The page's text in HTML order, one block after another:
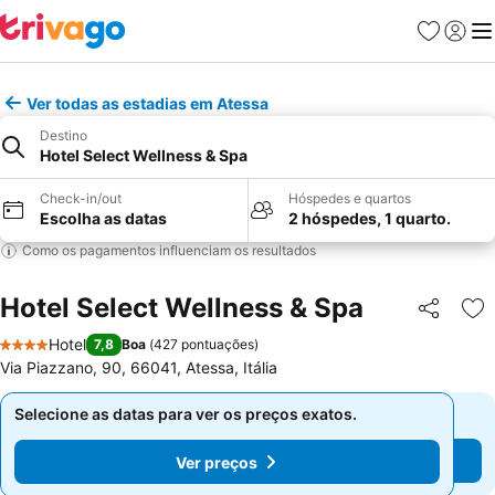
Favoritos
Iniciar
Ver todas as estadias em Atessa
Destino
Hotel Select Wellness & Spa
Check-in/out
Escolha as datas
Hóspedes e quartos
2 hóspedes, 1 quarto.
Como os pagamentos influenciam os resultados
Hotel Select Wellness & Spa Partilhar
4 Estrelas
Hotel 7,8 Boa (427 pontuações)
Via Piazzano, 90, 66041, Atessa, Itália
Selecione as datas para ver os preços exatos.
Ver preços
Selecione as datas para ver os preços exatos.
Ver preços